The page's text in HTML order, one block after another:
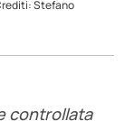
Stefano
controllata